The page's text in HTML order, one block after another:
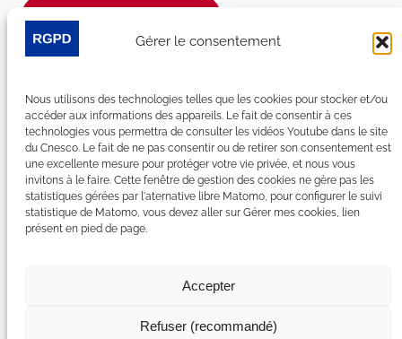
Gérer le consentement
Nous utilisons des technologies telles que les cookies pour stocker et/ou
accéder aux informations des appareils. Le fait de consentir à ces
technologies vous permettra de consulter les vidéos Youtube dans le site
du Cnesco. Le fait de ne pas consentir ou de retirer son consentement est
une excellente mesure pour protéger votre vie privée, et nous vous
invitons à le faire. Cette fenêtre de gestion des cookies ne gère pas les
statistiques gérées par l'aternative libre Matomo, pour configurer le suivi
statistique de Matomo, vous devez aller sur Gérer mes cookies, lien
présent en pied de page.
Accepter
Refuser (recommandé)
LinkedIn
YouTube
Facebook
Bluesky
Plan du site
Mentions légales